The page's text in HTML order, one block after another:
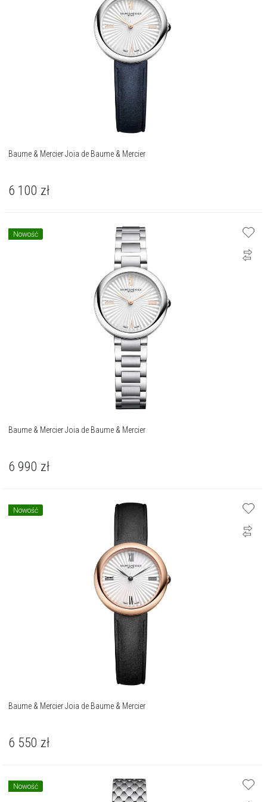
Baume & Mercier Joia de Baume & Mercier
6 100 zł
Nowość
Baume & Mercier Joia de Baume & Mercier
6 990 zł
Nowość
Baume & Mercier Joia de Baume & Mercier
6 550 zł
Nowość